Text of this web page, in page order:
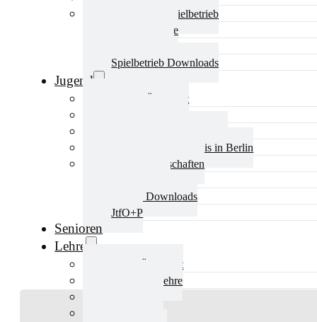
Mannschaftsspielbetrieb
Vereinsturniere
Spielbetrieb Downloads
Jugend
Jugend Übersicht
Schulsport Tischtennis in Berlin
mini-Meisterschaften
Jugend Downloads
JtfO+P
Senioren
Lehre
Lehre Übersicht
Aktuelles Lehre